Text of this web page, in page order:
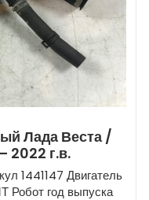
Лада Веста /
2022 г.в.
1441147 Двигатель
Робот год выпуска